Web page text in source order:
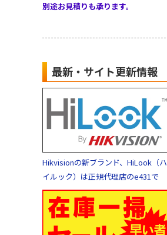
別途お見積りも承ります。
最新・サイト更新情報
Hikvisionの新ブランド、HiLook（ハ
イルック）は正規代理店のe431で